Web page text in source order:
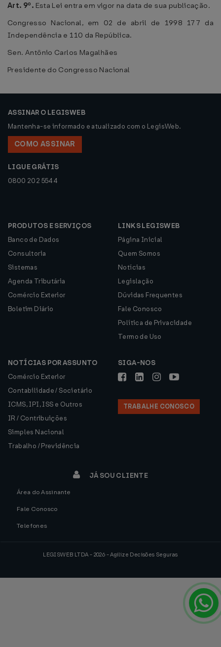
Art. 9º. Esta Lei entra em vigor na data de sua publicação.
Congresso Nacional, em 02 de abril de 1998 177 da
Independência e 110 da República.
Sen. Antônio Carlos Magalhães
Presidente do Congresso Nacional
ASSINAR O LEGISWEB
Mantenha-se informado e atualizado com o LegisWeb.
COMO ASSINAR
LIGUE GRÁTIS
0800 202 5544
PRODUTOS E SERVIÇOS
Banco de Dados
Consultoria
Sistemas
Agenda Tributária
Comércio Exterior
Boletim Diário
LINKS LEGISWEB
Página Inicial
Quem Somos
Notícias
Legislação
Dúvidas Frequentes
Fale Conosco
Política de Privacidade
Termo de Uso
NOTÍCIAS POR ASSUNTO
Comércio Exterior
Contabilidade / Societário
ICMS, IPI, ISS e Outros
IR / Contribuições
Simples Nacional
Trabalho / Previdência
SIGA-NOS
TRABALHE CONOSCO
JÁ SOU CLIENTE
Área do Assinante
Fale Conosco
Telefones
LEGISWEB LTDA - 2026 - Agilize Decisões Seguras